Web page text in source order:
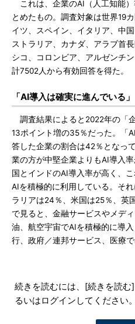
これは、企業のAI（人工知能
とめたもの。調査対象は世界19
イツ、スペイン、イタリア、中
ストラリア、カナダ、アラブ首
シコ、コロンビア、アルゼンチ
計7502人から有効回答を得た。
「AI導入は確実に進んでいる」
調査結果によると2022年の「
13ポイント増の35％だった。「
答した企業の割合は42％となっ
業の方が中堅企業よりもAI導入
国とインドのAI導入率が高く、
AIを積極的に利用している。そ
ラリアは24％、米国は25％、英
で見ると、金融サービスやメデ
油、航空宇宙でAIを積極的に導
行、政府／連邦サービス、医療
続きを読むには、[続きを読
るいはログインしてください。